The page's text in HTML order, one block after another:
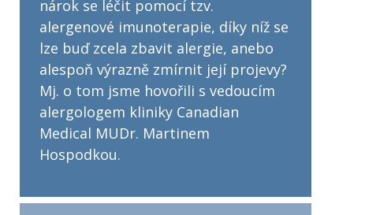
nárok se léčit pomocí tzv.
alergenové imunoterapie, díky níž se
lze buď zcela zbavit alergie, anebo
alespoň výrazně zmírnit její projevy?
Mj. o tom jsme hovořili s vedoucím
alergologem kliniky Canadian
Medical MUDr. Martinem
Hospodkou.